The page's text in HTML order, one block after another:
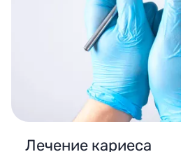
Лечение кариеса